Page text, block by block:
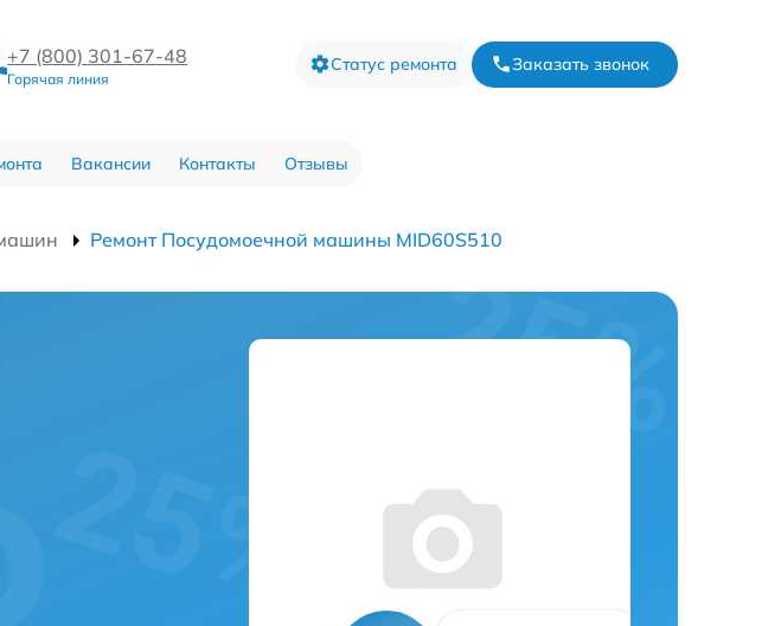
+7 (800) 301-67-48
Горячая линия
Статус ремонта Заказать звонок
Вакансии Контакты Отзывы
Ремонт Посудомоечной машины MID60S510